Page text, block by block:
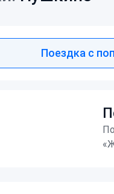
Поездка с